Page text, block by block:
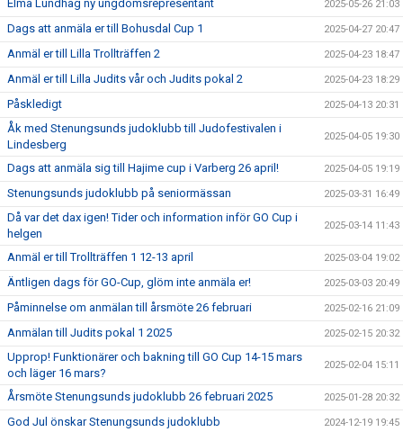
Elma Lundhag ny ungdomsrepresentant 2025-05-26 21:03
Dags att anmäla er till Bohusdal Cup 1 2025-04-27 20:47
Anmäl er till Lilla Trollträffen 2 2025-04-23 18:47
Anmäl er till Lilla Judits vår och Judits pokal 2 2025-04-23 18:29
Påskledigt 2025-04-13 20:31
Åk med Stenungsunds judoklubb till Judofestivalen i
Lindesberg
2025-04-05 19:30
Dags att anmäla sig till Hajime cup i Varberg 26 april! 2025-04-05 19:19
Stenungsunds judoklubb på seniormässan 2025-03-31 16:49
Då var det dax igen! Tider och information inför GO Cup i
helgen
2025-03-14 11:43
Anmäl er till Trollträffen 1 12-13 april 2025-03-04 19:02
Äntligen dags för GO-Cup, glöm inte anmäla er! 2025-03-03 20:49
Påminnelse om anmälan till årsmöte 26 februari 2025-02-16 21:09
Anmälan till Judits pokal 1 2025 2025-02-15 20:32
Upprop! Funktionärer och bakning till GO Cup 14-15 mars
och läger 16 mars?
2025-02-04 15:11
Årsmöte Stenungsunds judoklubb 26 februari 2025 2025-01-28 20:32
God Jul önskar Stenungsunds judoklubb 2024-12-19 19:45